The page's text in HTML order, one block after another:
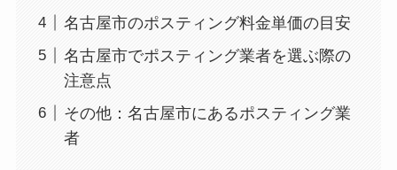
名古屋市のポスティング料金単価の目安
名古屋市でポスティング業者を選ぶ際の
注意点
その他：名古屋市にあるポスティング業
者